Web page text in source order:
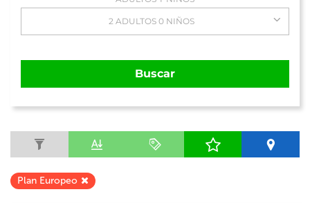
2 ADULTOS 0 NIÑOS
Buscar
Plan Europeo